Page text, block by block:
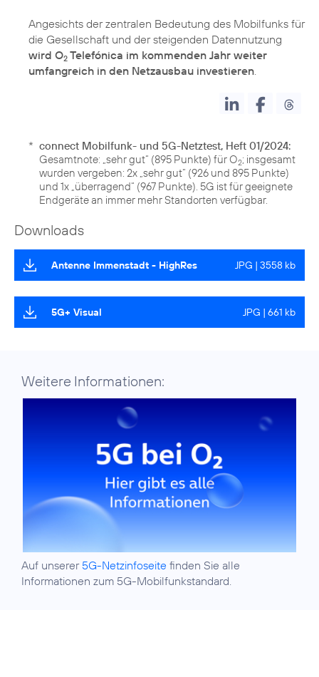
Angesichts der zentralen Bedeutung des Mobilfunks für
die Gesellschaft und der steigenden Datennutzung
wird O2 Telefónica im kommenden Jahr weiter
umfangreich in den Netzausbau investieren
* connect Mobilfunk- und 5G-Netztest, Heft 01/2024:
Gesamtnote: „sehr gut“ (895 Punkte) für O2; insgesamt
wurden vergeben: 2x „sehr gut“ (926 und 895 Punkte)
und 1x „überragend“ (967 Punkte). 5G ist für geeignete
Endgeräte an immer mehr Standorten verfügbar.
Downloads
Antenne Immenstadt - HighRes JPG | 3558 kb
5G+ Visual JPG | 661 kb
Weitere Informationen:
Auf unserer 5G-Netzinfoseite finden Sie alle
Informationen zum 5G-Mobilfunkstandard.